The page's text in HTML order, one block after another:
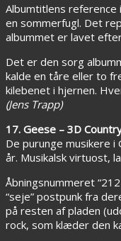
Albumtitlens
en sommerfugl. Det
albummet er lavet
Det er den sorg
kalde en tåre eller to
kilebenet i hjernen.
(Jens Trapp)
17. Geese – 3D
De purunge musikere
år. Musikalsk virtuost,
Åbningsnummeret
“seje” postpunk fra
på resten af pladen
rock, som klæder den